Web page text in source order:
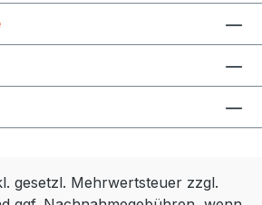
gesetzl. Mehrwertsteuer zzgl.